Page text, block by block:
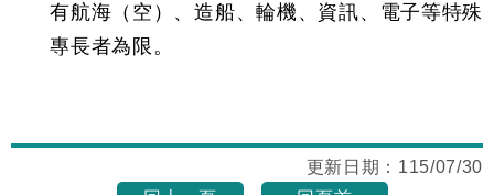
有航海（空）、造船、輪機、資訊、電子等特殊
專長者為限。
更新日期： 115/07/30